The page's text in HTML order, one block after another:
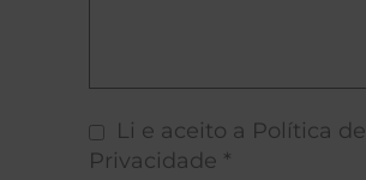
Li e aceito a Política de
Privacidade *